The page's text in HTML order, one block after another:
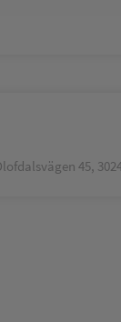
45,